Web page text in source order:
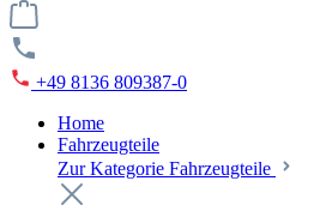
+49 8136 809387-0
Home
Fahrzeugteile
Zur Kategorie Fahrzeugteile